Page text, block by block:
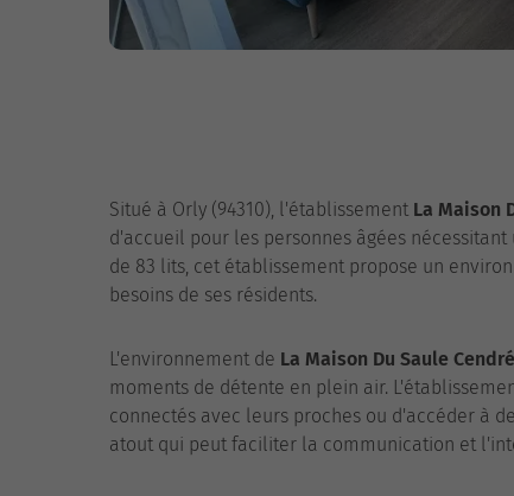
Situé à Orly (94310), l'établissement La Maison
d'accueil pour les personnes âgées
de 83 lits, cet établissement propose un
besoins de ses résidents.
L'environnement de La Maison Du Saule Cendré
moments de détente en plein air.
connectés avec leurs proches ou d'accéder à
atout qui peut faciliter la communication et